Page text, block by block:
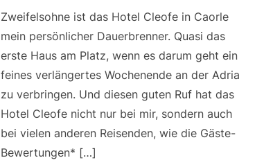
Zweifelsohne ist das Hotel Cleofe in Caorle
mein persönlicher Dauerbrenner. Quasi das
erste Haus am Platz, wenn es darum geht ein
feines verlängertes Wochenende an der Adria
zu verbringen. Und diesen guten Ruf hat das
Hotel Cleofe nicht nur bei mir, sondern auch
bei vielen anderen Reisenden, wie die Gäste-
Bewertungen* […]